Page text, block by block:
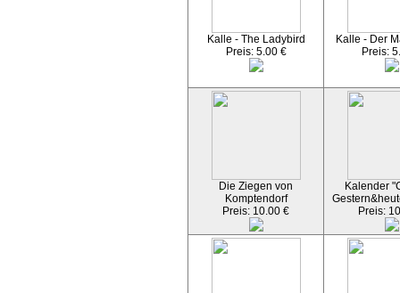
Kalle - The Ladybird
Preis: 5.00 €
Kalle - Der
Preis:
Die Ziegen von
Komptendorf
Preis: 10.00 €
Kalender
Preis: